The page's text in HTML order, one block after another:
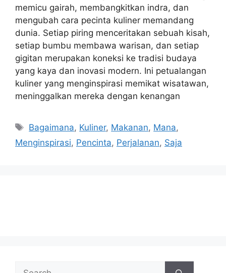
memicu gairah, membangkitkan indra, dan
mengubah cara pecinta kuliner memandang
dunia. Setiap piring menceritakan sebuah kisah,
setiap bumbu membawa warisan, dan setiap
gigitan merupakan koneksi ke tradisi budaya
yang kaya dan inovasi modern. Ini petualangan
kuliner yang menginspirasi memikat wisatawan,
meninggalkan mereka dengan kenangan
Tags
Bagaimana, Kuliner, Makanan, Mana,
Menginspirasi, Pencinta, Perjalanan, Saja
Search